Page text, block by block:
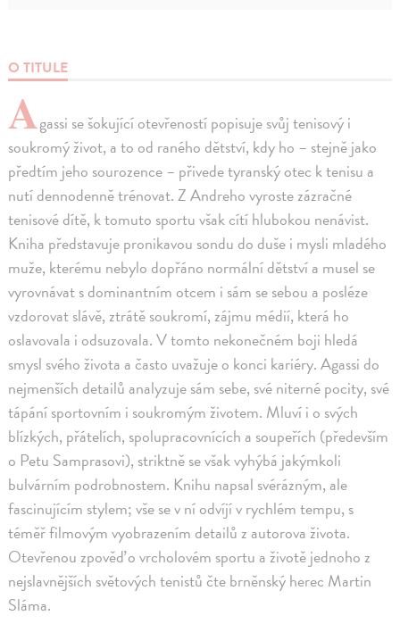
O TITULE
Agassi se šokující otevřeností popisuje svůj tenisový i
soukromý život, a to od raného dětství, kdy ho – stejně jako
předtím jeho sourozence – přivede tyranský otec k tenisu a
nutí dennodenně trénovat. Z Andreho vyroste zázračné
tenisové dítě, k tomuto sportu však cítí hlubokou nenávist.
Kniha představuje pronikavou sondu do duše i mysli mladého
muže, kterému nebylo dopřáno normální dětství a musel se
vyrovnávat s dominantním otcem i sám se sebou a posléze
vzdorovat slávě, ztrátě soukromí, zájmu médií, která ho
oslavovala i odsuzovala. V tomto nekonečném boji hledá
smysl svého života a často uvažuje o konci kariéry. Agassi do
nejmenších detailů analyzuje sám sebe, své niterné pocity, své
tápání sportovním i soukromým životem. Mluví i o svých
blízkých, přátelích, spolupracovnících a soupeřích (především
o Petu Samprasovi), striktně se však vyhýbá jakýmkoli
bulvárním podrobnostem. Knihu napsal svérázným, ale
fascinujícím stylem; vše se v ní odvíjí v rychlém tempu, s
téměř filmovým vyobrazením detailů z autorova života.
Otevřenou zpověď o vrcholovém sportu a životě jednoho z
nejslavnějších světových tenistů čte brněnský herec Martin
Sláma.